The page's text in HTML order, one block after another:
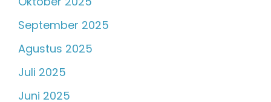
September 2025
Agustus 2025
Juli 2025
Juni 2025